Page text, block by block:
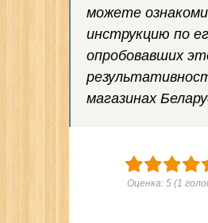
можете
инструкцию по
опробовавших
магазинах
Оценка: 5 (1